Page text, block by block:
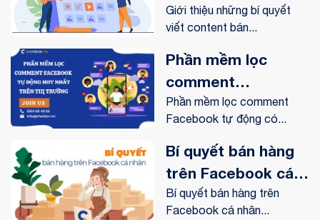
online trên
Facebook
Giới thiệu những bí quyết
viết content bán...
Phần mềm lọc
comment
Facebook tự động
hot nhất trên thị
trường
Phần mềm lọc comment
Facebook tự động có...
Bí quyết bán hàng
trên Facebook cá
nhân hiệu quả
Bí quyết bán hàng trên
Facebook cá nhân...